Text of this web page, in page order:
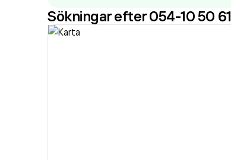
Sökningar efter 054-10 50 61